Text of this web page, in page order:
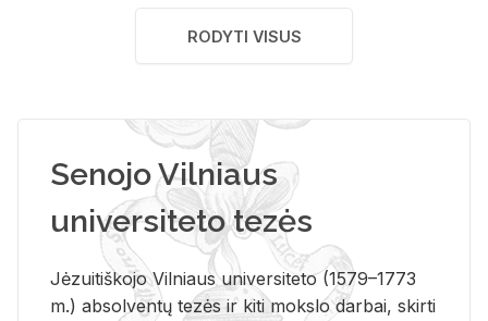
RODYTI VISUS
Senojo Vilniaus
universiteto tezės
Jėzuitiškojo Vilniaus universiteto (1579–1773
m.) absolventų tezės ir kiti mokslo darbai, skirti